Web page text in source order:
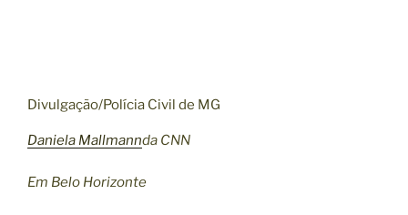
Divulgação/Polícia Civil de MG
Daniela Mallmannda CNN
Em Belo Horizonte